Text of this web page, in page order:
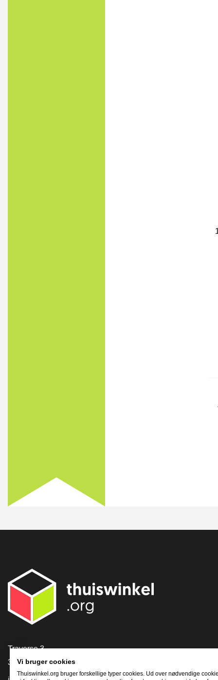
[_General:Contact]
Traverse 3
3905 NL Veenendaal
Vi bruger cookies
Thuiswinkel.org bruger forskellige typer cookies. Ud over nødvendige